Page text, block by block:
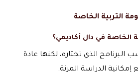
التربية الخاصة
الخاصة في دال أكاديمي؟
الذي تختاره، لكنها عادة